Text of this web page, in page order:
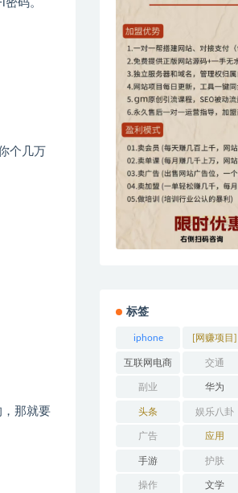
码。
个几万
那就要
标签
iphone [网赚项目]
互联网电商 交通
副业 华为
头条 娱乐八卦
广告 应用
手游 护肤
操作 文学